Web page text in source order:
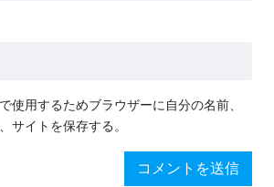
使用するためブラウザーに自分の名前、
サイトを保存する。